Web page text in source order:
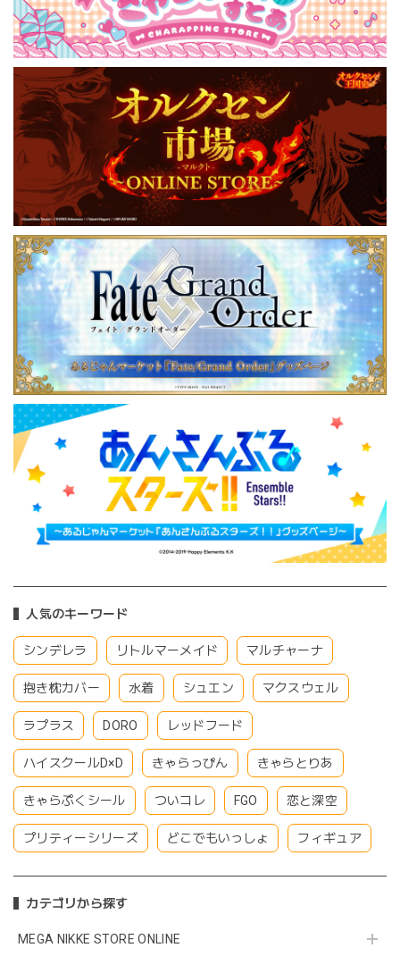
人気のキーワード
シンデレラ リトルマーメイド マルチャーナ
抱き枕カバー 水着 シュエン マクスウェル
ラプラス DORO レッドフード
ハイスクールD×D きゃらっぴん きゃらとりあ
きゃらぷくシール ついコレ FGO 恋と深空
プリティーシリーズ どこでもいっしょ フィギュア
カテゴリから探す
MEGA NIKKE STORE ONLINE